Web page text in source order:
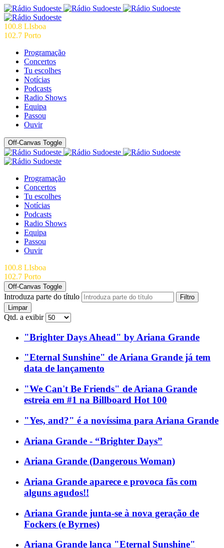
100.8 LIsboa
102.7 Porto
Programação
Concertos
Tu escolhes
Notícias
Podcasts
Radio Shows
Equipa
Passou
Ouvir
Off-Canvas Toggle
Programação
Concertos
Tu escolhes
Notícias
Podcasts
Radio Shows
Equipa
Passou
Ouvir
100.8 LIsboa
102.7 Porto
Off-Canvas Toggle
Introduza parte do título
Filtro
Limpar
Qtd. a exibir
"Brighter Days Ahead" by Ariana Grande
"Eternal Sunshine" de Ariana Grande já tem
data de lançamento
"We Can't Be Friends" de Ariana Grande
estreia em #1 na Billboard Hot 100
"Yes, and?" é a novíssima para Ariana Grande
Ariana Grande - “Brighter Days”
Ariana Grande (Dangerous Woman)
Ariana Grande aparece e provoca fãs com
alguns agudos!!
Ariana Grande junta-se à nova geração de
Fockers (e Byrnes)
Ariana Grande lança "Eternal Sunshine"